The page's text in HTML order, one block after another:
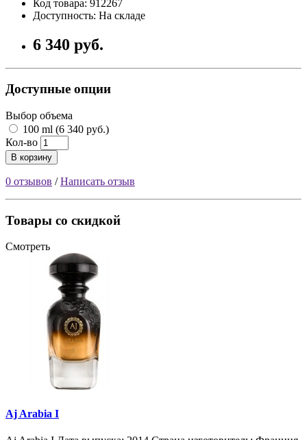
Код товара: 912267
Доступность: На складе
6 340 руб.
Доступные опции
Выбор объема
100 ml (6 340 руб.)
Кол-во
В корзину
0 отзывов /Написать отзыв
Товары со скидкой
Смотреть
Aj Arabia I